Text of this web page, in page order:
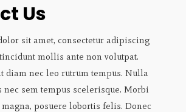
Us
sit amet, consectetur adipiscing
mollis ante non volutpat.
diam nec leo rutrum tempus. Nulla
nec sem tempus scelerisque. Morbi
posuere lobortis felis. Donec